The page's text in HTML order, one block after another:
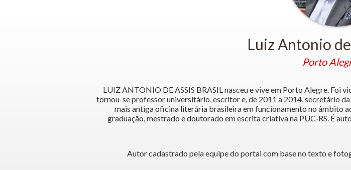
Luiz Antonio
Porto
LUIZ ANTONIO DE ASSIS BRASIL nasceu e vive em Porto Alegre. Foi
tornou-se professor universitário, escritor e, de 2011 a 2014, secretário
mais antiga oficina literária brasileira em funcionamento no âmbito
graduação, mestrado e doutorado em escrita criativa na PUC-RS. É
Autor cadastrado pela equipe do portal com base no texto e